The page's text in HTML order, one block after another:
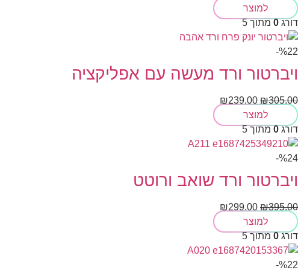
למוצר
דורג0מתוך 5
%22-
ויברטור ורד מעשה עם אפליקציה
₪305.00
₪239.00
למוצר
דורג0מתוך 5
%24-
ויברטור ורד שואב ורוטט
₪395.00
₪299.00
למוצר
דורג0מתוך 5
%22-